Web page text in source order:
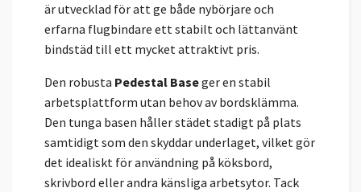
är utvecklad för att ge både nybörjare och
erfarna flugbindare ett stabilt och lättanvänt
bindstäd till ett mycket attraktivt pris.
Den robusta Pedestal Baseger en stabil
arbetsplattform utan behov av bordsklämma.
Den tunga basen håller städet stadigt på plats
samtidigt som den skyddar underlaget, vilket gör
det idealiskt för användning på köksbord,
skrivbord eller andra känsliga arbetsytor. Tack